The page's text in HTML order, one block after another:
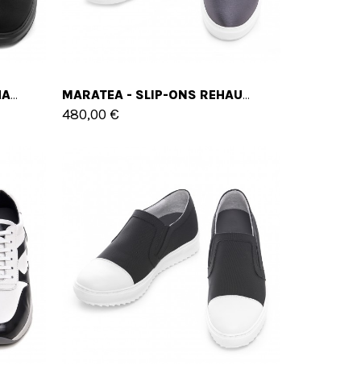
TRUNK BAY - SLIP-ONS REHAUSSANTS EN TISSU JUSQU'À 6 CM EN PLUS MARATEA - SLIP-ONS REHAUSSANTS EN TISSU JUSQU'À 6 CM EN PLUS
480,00 €